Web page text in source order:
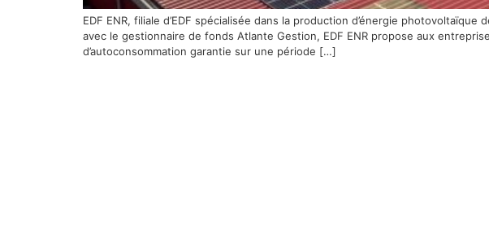
EDF ENR, filiale d’EDF spécialisée dans la production d’énergie
avec le gestionnaire de fonds Atlante Gestion, EDF ENR propose aux
d’autoconsommation garantie sur une période […]